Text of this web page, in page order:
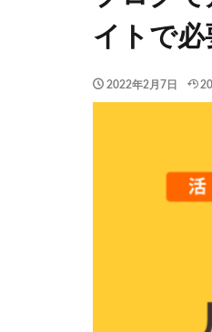
イトで必
2022年2月7日